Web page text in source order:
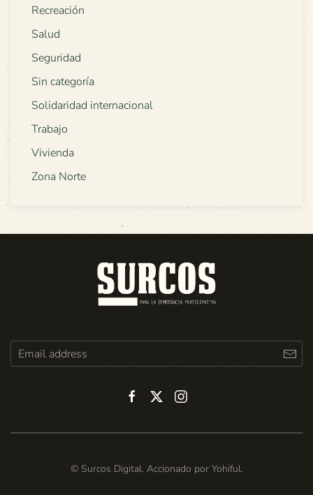
Recreación
Salud
Seguridad
Sin categoría
Solidaridad internacional
Trabajo
Vivienda
Zona Norte
© Surcos Digital. Accionado por Yohiful.